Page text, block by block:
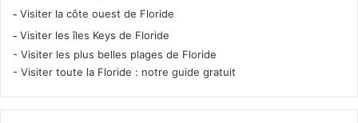
- Visiter la côte ouest de Floride
- Visiter les îles Keys de Floride
- Visiter les plus belles plages de Floride
- Visiter toute la Floride : notre guide gratuit